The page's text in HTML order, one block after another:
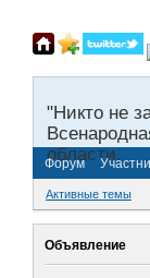
"Никто не
области.
Форум
Активные темы
Объявление